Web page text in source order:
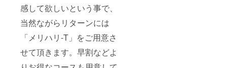
感して欲しいという事で、
当然ながらリターンには
「メリハリ-T」をご用意さ
せて頂きます。早割などよ